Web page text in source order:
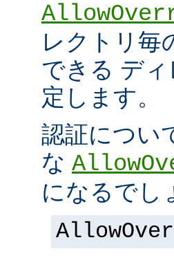
レクトリ毎
できる デ
定します。
認証につい
な
になるでし